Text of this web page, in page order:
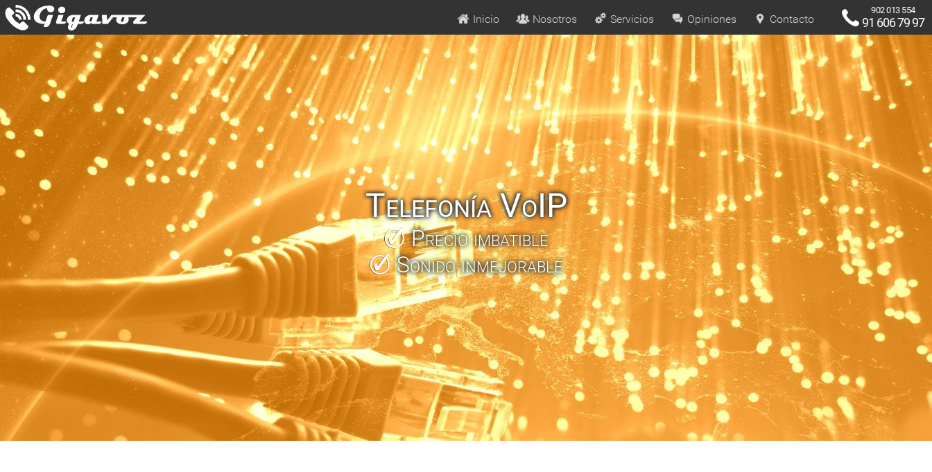
902 013 554
91 606 79 97
Inicio Nosotros Servicios Opiniones Contacto
Telefonía VoIP
Precio imbatible
Sonido inmejorable